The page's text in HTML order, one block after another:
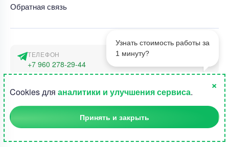
1
Узнать стоимость работы за
1 минуту?
Обратная связь
ТЕЛЕФОН
+7 960 278-29-44
г. Москва, наб. Тараса Шевченко 23а
©2015-2026, Студландия -
Cookies для аналитики и улучшения сервиса.
×
Принять и закрыть